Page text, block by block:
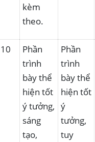
kèm
theo.
10
Phần
trình
bày thể
hiện tốt
ý tưởng,
sáng
tạo,
Phần
trình
bày thể
hiện tốt
ý
tưởng,
tuy